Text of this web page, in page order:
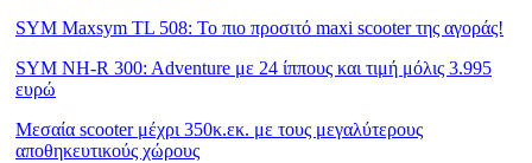
SYM Maxsym TL 508: Το πιο προσιτό maxi scooter της αγοράς!
SYM NH-R 300: Adventure με 24 ίππους και τιμή μόλις 3.995
ευρώ
Μεσαία scooter μέχρι 350κ.εκ. με τους μεγαλύτερους
αποθηκευτικούς χώρους